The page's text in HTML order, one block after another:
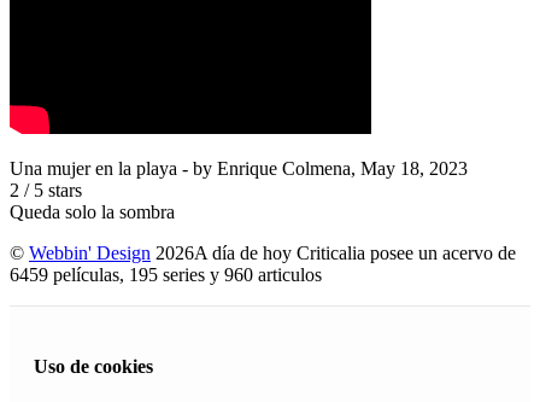
Una mujer en la playa - by Enrique Colmena, May 18, 2023
2 / 5 stars
Queda solo la sombra
© Webbin' Design 2026A día de hoy Criticalia posee un acervo de
6459 películas, 195 series y 960 articulos
Uso de cookies